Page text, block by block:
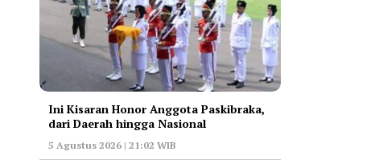
Ini Kisaran Honor Anggota Paskibraka,
dari Daerah hingga Nasional
5 Agustus 2026 | 21:02 WIB